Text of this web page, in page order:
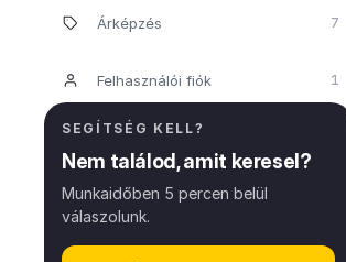
Árképzés 7
Felhasználói fiók 1
SEGÍTSÉG KELL?
Nem találod, amit keresel?
Munkaidőben 5 percen belül
válaszolunk.